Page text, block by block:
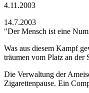
4.11.2003
14.7.2003
"Der Mensch ist eine
Was aus diesem Kampf
träumen vom Platz an der
Die Verwaltung der
Zigarettenpause. Ein